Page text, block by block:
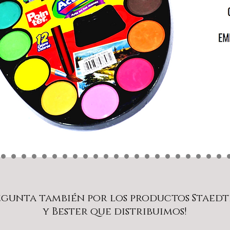
también por los productos
y Bester que distribuimos!